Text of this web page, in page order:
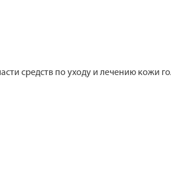
средств по уходу и лечению кожи